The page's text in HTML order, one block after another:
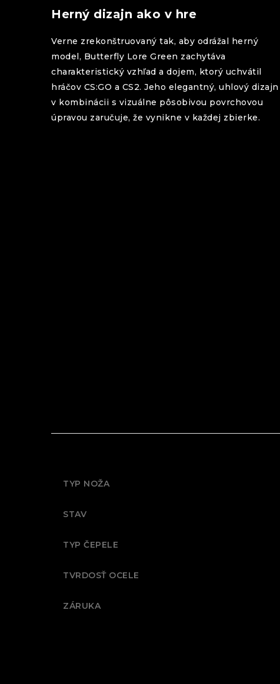
Herný dizajn ako v hre
Verne zrekonštruovaný tak, aby odrážal herný
model, Butterfly Lore Green zachytáva
charakteristický vzhľad a dojem, ktorý uchvátil
hráčov CS:GO a CS2. Jeho elegantný, uhlový dizajn
v kombinácii s vizuálne pôsobivou povrchovou
úpravou zaručuje, že vynikne v každej zbierke.
TYP NOŽA
STAV
TYP ČEPELE
TVRDOSŤ OCELE
ZÁRUKA